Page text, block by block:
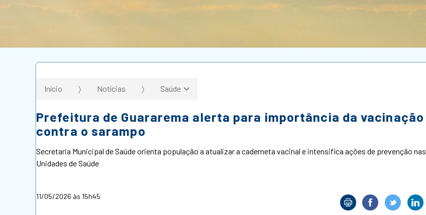
Início Notícias Saúde
Prefeitura de Guararema alerta para importância da vacinação
contra o sarampo
Secretaria Municipal de Saúde orienta população a atualizar a caderneta vacinal e intensifica ações de prevenção nas
Unidades de Saúde
11/05/2026 às 15h45